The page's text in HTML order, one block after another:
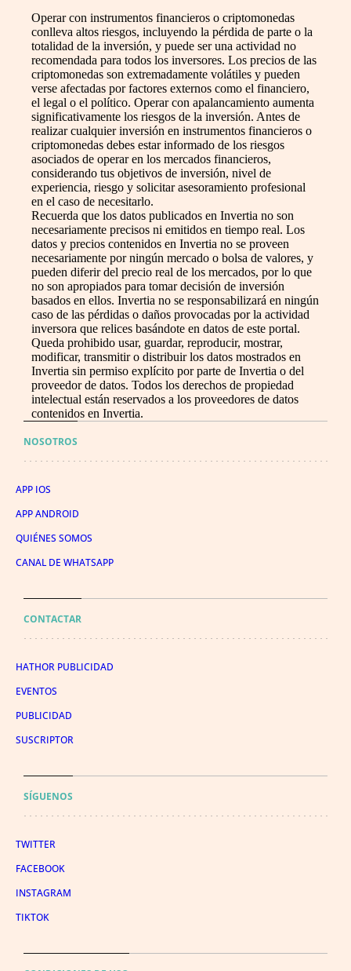
Operar con instrumentos financieros o criptomonedas
conlleva altos riesgos, incluyendo la pérdida de parte o la
totalidad de la inversión, y puede ser una actividad no
recomendada para todos los inversores. Los precios de las
criptomonedas son extremadamente volátiles y pueden
verse afectadas por factores externos como el financiero,
el legal o el político. Operar con apalancamiento aumenta
significativamente los riesgos de la inversión. Antes de
realizar cualquier inversión en instrumentos financieros o
criptomonedas debes estar informado de los riesgos
asociados de operar en los mercados financieros,
considerando tus objetivos de inversión, nivel de
experiencia, riesgo y solicitar asesoramiento profesional
en el caso de necesitarlo.
Recuerda que los datos publicados en Invertia no son
necesariamente precisos ni emitidos en tiempo real. Los
datos y precios contenidos en Invertia no se proveen
necesariamente por ningún mercado o bolsa de valores, y
pueden diferir del precio real de los mercados, por lo que
no son apropiados para tomar decisión de inversión
basados en ellos. Invertia no se responsabilizará en ningún
caso de las pérdidas o daños provocadas por la actividad
inversora que relices basándote en datos de este portal.
Queda prohibido usar, guardar, reproducir, mostrar,
modificar, transmitir o distribuir los datos mostrados en
Invertia sin permiso explícito por parte de Invertia o del
proveedor de datos. Todos los derechos de propiedad
intelectual están reservados a los proveedores de datos
contenidos en Invertia.
NOSOTROS
APP IOS
APP ANDROID
QUIÉNES SOMOS
CANAL DE WHATSAPP
CONTACTAR
HATHOR PUBLICIDAD
EVENTOS
PUBLICIDAD
SUSCRIPTOR
SÍGUENOS
TWITTER
FACEBOOK
INSTAGRAM
TIKTOK